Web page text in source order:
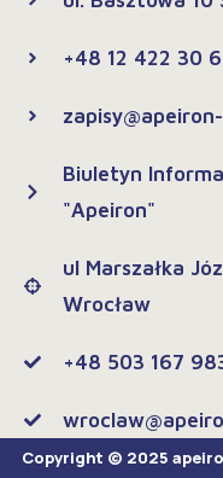
+48 12 422 30
Biuletyn
"Apeiron"
ul Marszałka
Wrocław
+48 503 167
Copyright © 2025